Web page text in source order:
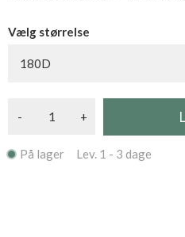
Vælg størrelse
180D
- +
På lager Lev. 1 - 3 dage